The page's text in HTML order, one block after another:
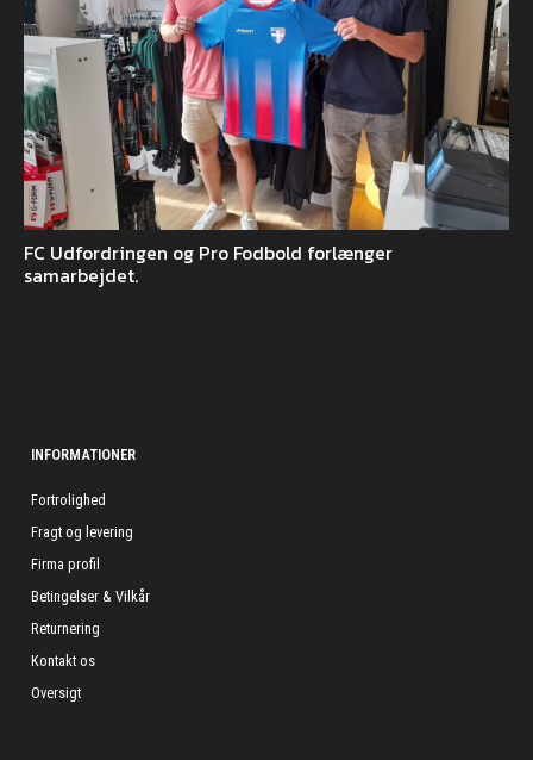
FC Udfordringen og Pro Fodbold forlænger
samarbejdet.
INFORMATIONER
Fortrolighed
Fragt og levering
Firma profil
Betingelser & Vilkår
Returnering
Kontakt os
Oversigt